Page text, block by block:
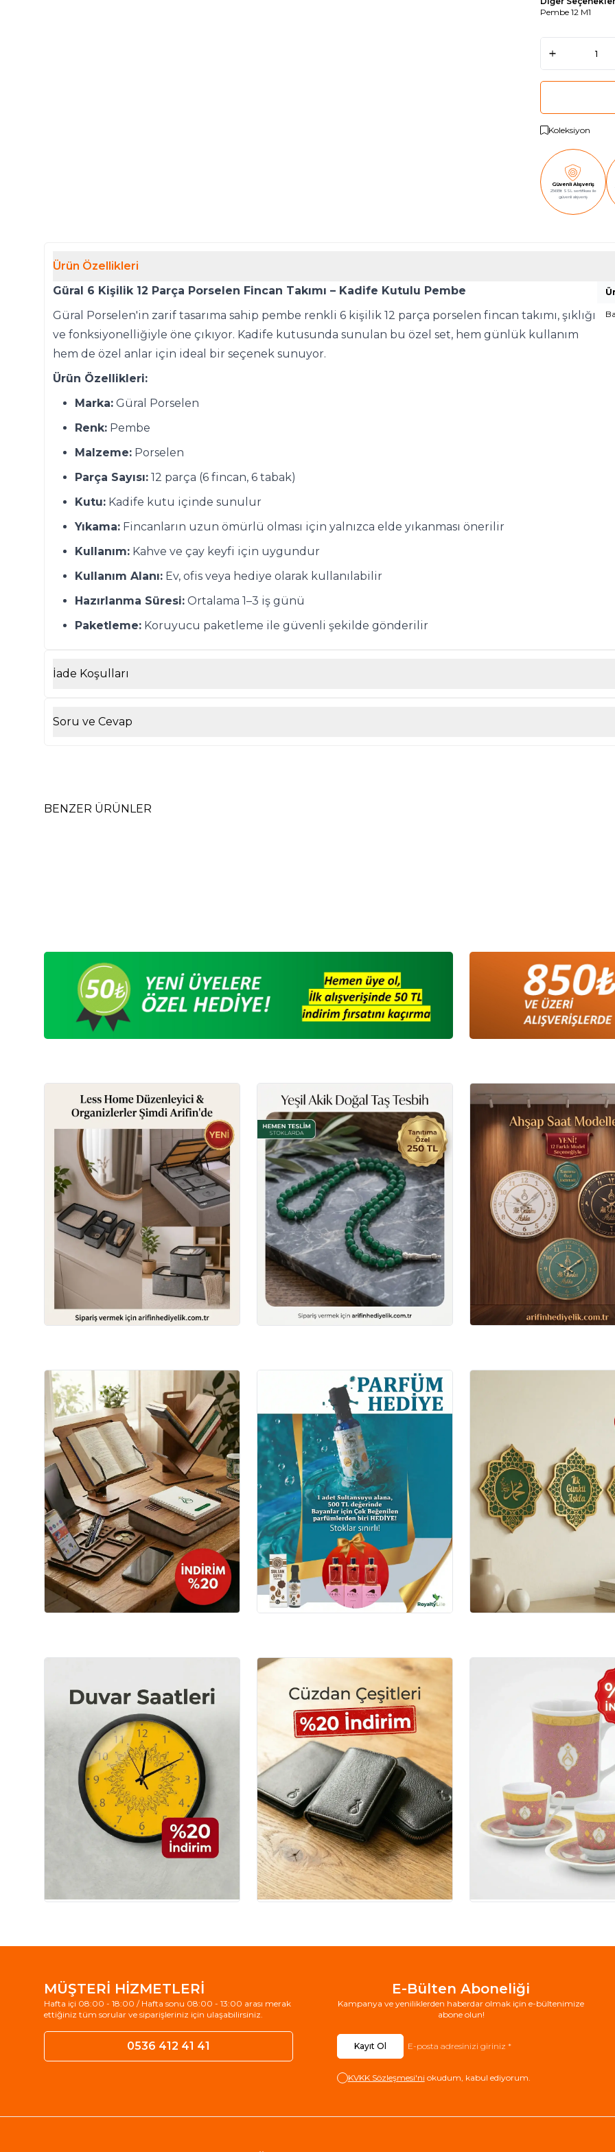
Pembe 12 M1
Koleksiyon
Güvenli Alışveriş
256Bit SSL sertifikası ile
güvenli alışveriş
Ürün Özellikleri
Güral 6 Kişilik 12 Parça Porselen Fincan Takımı – Kadife Kutulu Pembe
Güral Porselen'in zarif tasarıma sahip pembe renkli 6 kişilik 12 parça porselen fincan takımı, şıklığı
ve fonksiyonelliğiyle öne çıkıyor. Kadife kutusunda sunulan bu özel set, hem günlük kullanım
hem de özel anlar için ideal bir seçenek sunuyor.
Ürün Özellikleri:
Marka: Güral Porselen
Renk: Pembe
Malzeme: Porselen
Parça Sayısı: 12 parça (6 fincan, 6 tabak)
Kutu: Kadife kutu içinde sunulur
Yıkama: Fincanların uzun ömürlü olması için yalnızca elde yıkanması önerilir
Kullanım: Kahve ve çay keyfi için uygundur
Kullanım Alanı: Ev, ofis veya hediye olarak kullanılabilir
Hazırlanma Süresi: Ortalama 1–3 iş günü
Paketleme: Koruyucu paketleme ile güvenli şekilde gönderilir
İade Koşulları
Soru ve Cevap
BENZER ÜRÜNLER
MÜŞTERİ HİZMETLERİ
Hafta içi 08:00 - 18:00 / Hafta sonu 08:00 - 13:00 arası merak
ettiğiniz tüm sorular ve siparişleriniz için ulaşabilirsiniz.
0536 412 41 41
E-Bülten Aboneliği
Kampanya ve yeniliklerden haberdar olmak için e-bültenimize
abone olun!
Kayıt Ol
KVKK Sözleşmesi'ni okudum, kabul ediyorum.